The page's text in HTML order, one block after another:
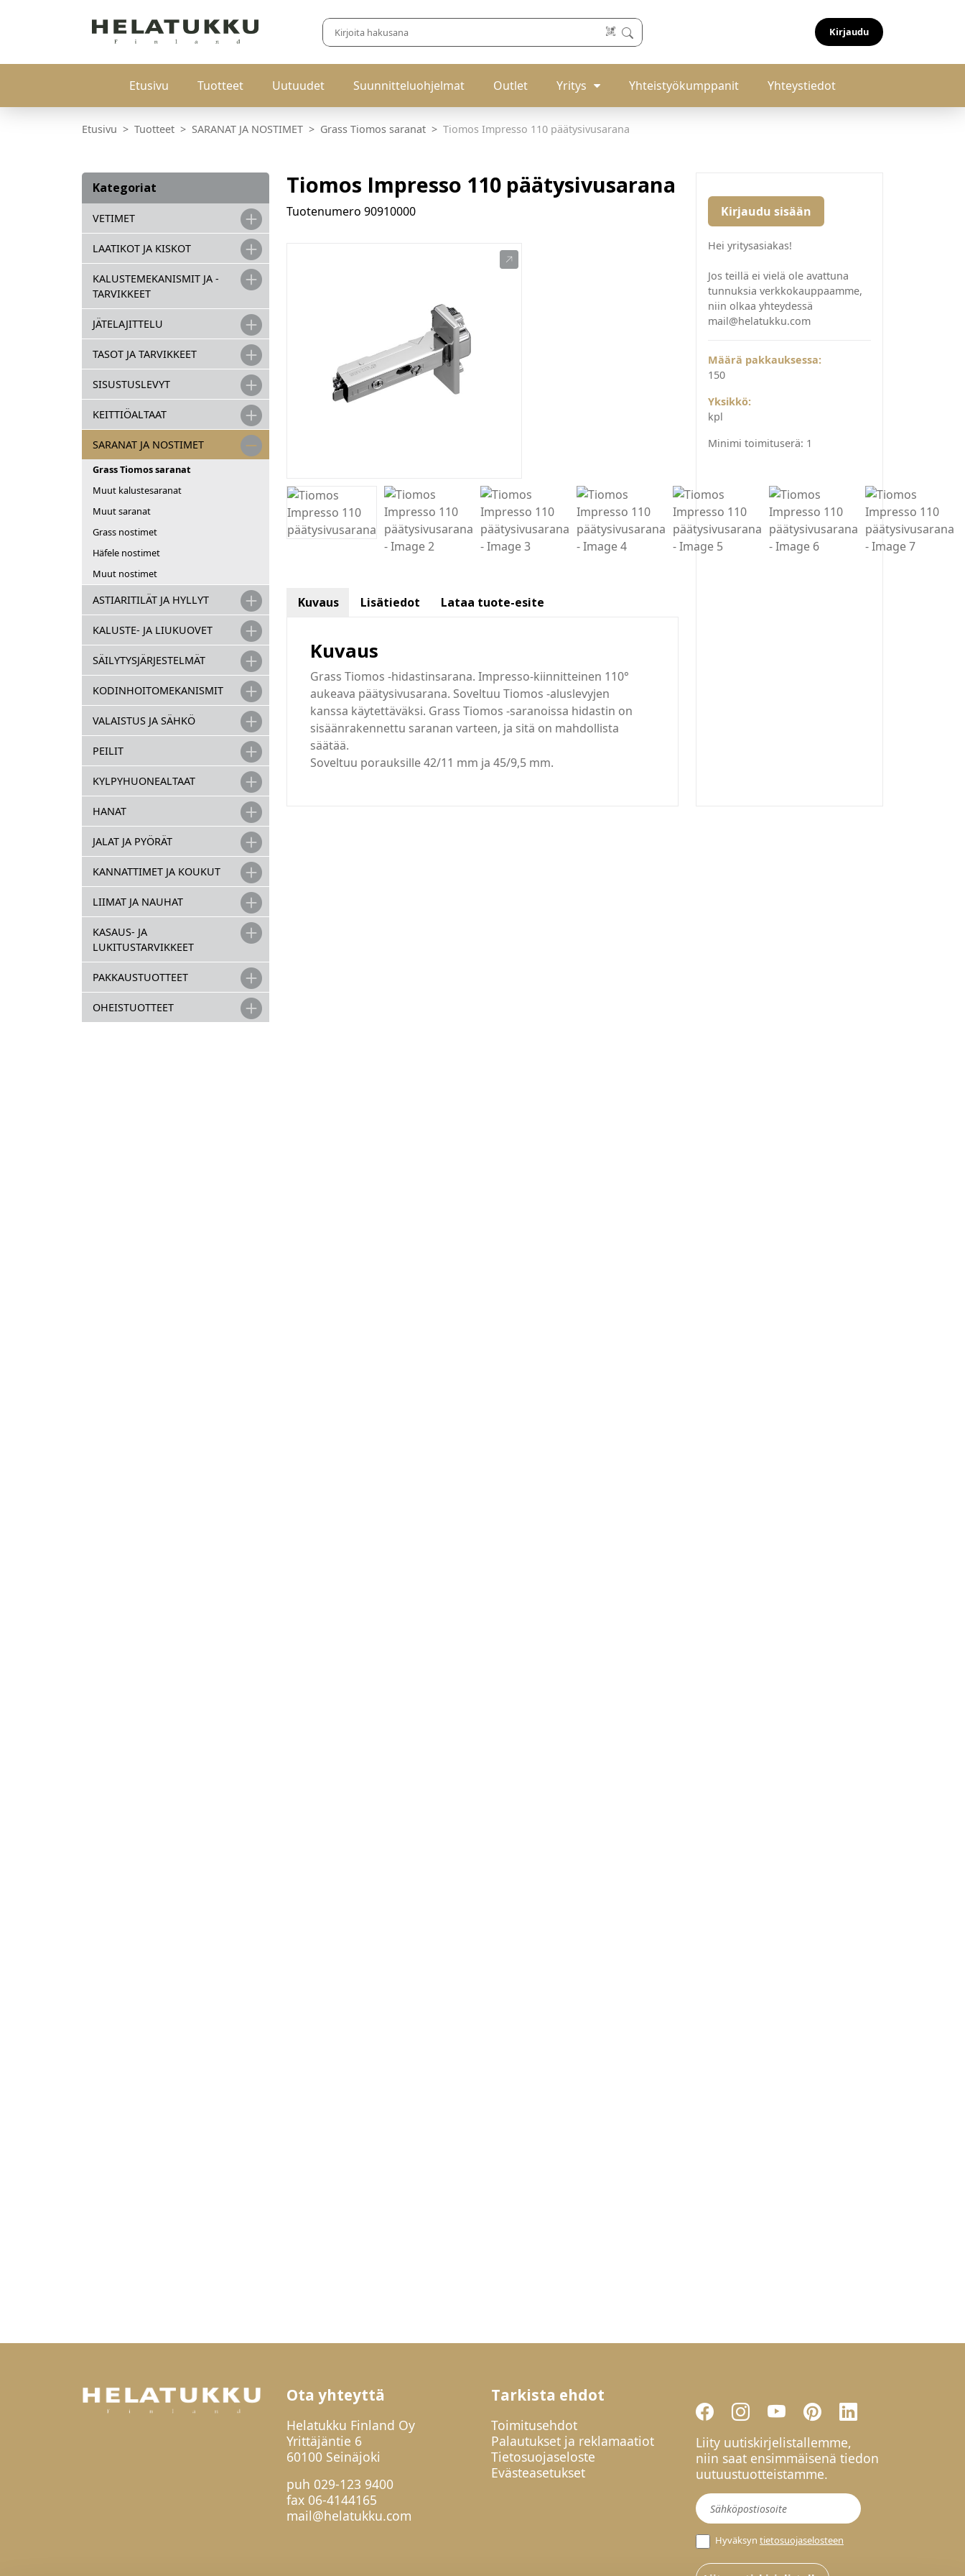
Kirjaudu
Etusivu Tuotteet Uutuudet Suunnitteluohjelmat Outlet Yritys Yhteistyökumppanit Yhteystiedot
Etusivu Tuotteet SARANAT JA NOSTIMET Grass Tiomos saranat Tiomos Impresso 110 päätysivusarana
Kategoriat
VETIMET
LAATIKOT JA KISKOT
KALUSTEMEKANISMIT JA -
TARVIKKEET
JÄTELAJITTELU
TASOT JA TARVIKKEET
SISUSTUSLEVYT
KEITTIÖALTAAT
SARANAT JA NOSTIMET
Grass Tiomos saranat
Muut kalustesaranat
Muut saranat
Grass nostimet
Häfele nostimet
Muut nostimet
ASTIARITILÄT JA HYLLYT
KALUSTE- JA LIUKUOVET
SÄILYTYSJÄRJESTELMÄT
KODINHOITOMEKANISMIT
VALAISTUS JA SÄHKÖ
PEILIT
KYLPYHUONEALTAAT
HANAT
JALAT JA PYÖRÄT
KANNATTIMET JA KOUKUT
LIIMAT JA NAUHAT
KASAUS- JA
LUKITUSTARVIKKEET
PAKKAUSTUOTTEET
OHEISTUOTTEET
Tiomos Impresso 110 päätysivusarana
Tuotenumero 90910000
Kuvaus Lisätiedot Lataa tuote-esite
Kuvaus
Grass Tiomos -hidastinsarana. Impresso-kiinnitteinen 110°
aukeava päätysivusarana. Soveltuu Tiomos -aluslevyjen
kanssa käytettäväksi. Grass Tiomos -saranoissa hidastin on
sisäänrakennettu saranan varteen, ja sitä on mahdollista
säätää.
Soveltuu porauksille 42/11 mm ja 45/9,5 mm.
Kirjaudu sisään
Hei yritysasiakas!
Jos teillä ei vielä ole avattuna
tunnuksia verkkokauppaamme,
niin olkaa yhteydessä
mail@helatukku.com
Määrä pakkauksessa:
150
Yksikkö:
kpl
Minimi toimituserä: 1
Ota yhteyttä
Helatukku Finland Oy
Yrittäjäntie 6
60100 Seinäjoki
puh 029-123 9400
fax 06-4144165
mail@helatukku.com
Tarkista ehdot
Toimitusehdot
Palautukset ja reklamaatiot
Tietosuojaseloste
Evästeasetukset
Liity uutiskirjelistallemme,
niin saat ensimmäisenä tiedon
uutuustuotteistamme.
Uutiskirje
Hyväksyn tietosuojaselosteen